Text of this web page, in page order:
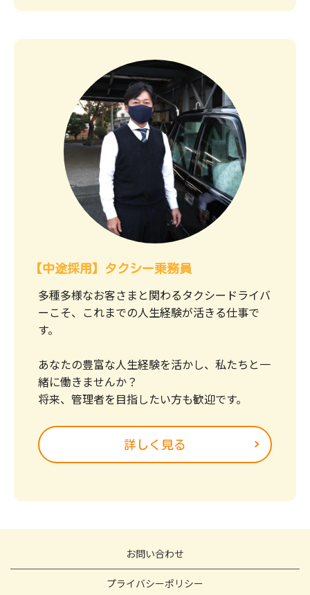
【中途採用】タクシー乗務員
多種多様なお客さまと関わるタクシードライバ
ーこそ、これまでの人生経験が活きる仕事で
す。
あなたの豊富な人生経験を活かし、私たちと一
緒に働きませんか？
将来、管理者を目指したい方も歓迎です。
詳しく見る
お問い合わせ
プライバシーポリシー